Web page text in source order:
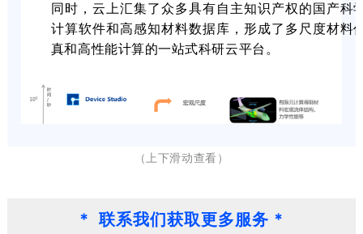
同时，云上汇集了众多具有自主知识产权的国产科
计算软件和高感知材料数据库，形成了多尺度材料
真和高性能计算的一站式科研云平台。
（上下滑动查看）
* 联系我们获取更多服务 *